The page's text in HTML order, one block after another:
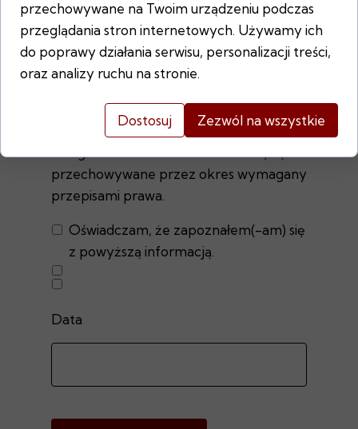
AML. Podstawą prawną przetwarzania
jest art. 6 ust. 1 lit. b, c oraz f RODO.
Osobie, której dane dotyczą,
przysługuje prawo do: • dostępu do
danych, • sprostowania, • usunięcia, •
ograniczenia przetwarzania, • wniesienia
przechowywane przez okres wymagany
przepisami prawa.
Oświadczam, że zapoznałem(-am) się
z powyższą informacją.
Data
przechowywane na Twoim urządzeniu podczas
przeglądania stron internetowych. Używamy ich
do poprawy działania serwisu, personalizacji treści,
oraz analizy ruchu na stronie.
Dostosuj Zezwól na wszystkie